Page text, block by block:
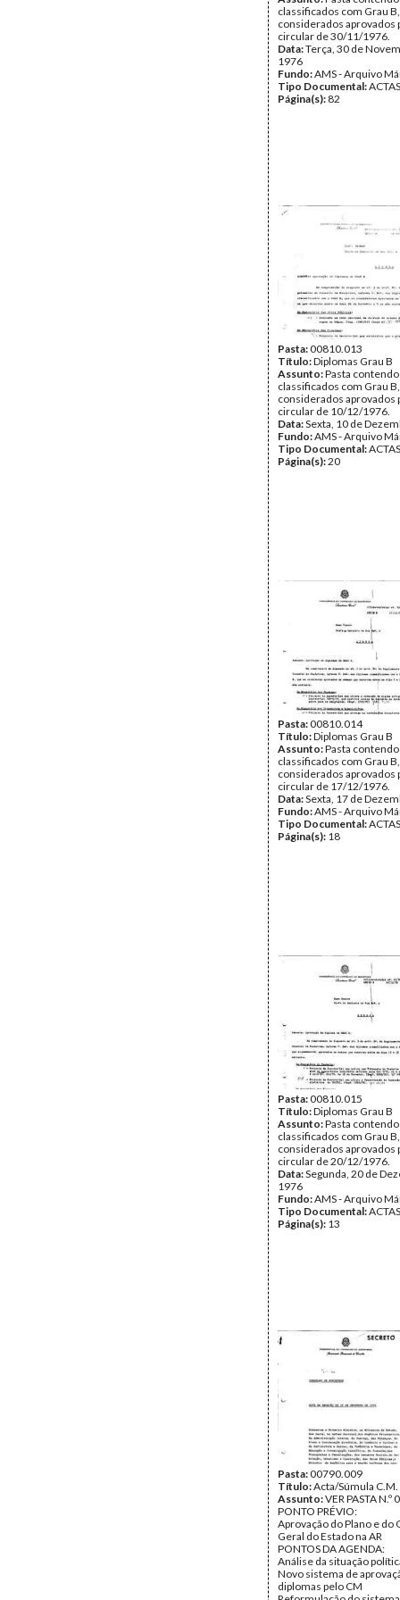
contratos de
habitação (não consta o
ANEXO À AGENDA:
Concessão de aval do
Companhia Nacional
Data:Terça, 16 de
1976
Fundo:AMS - Arquivo
Medidas relativas à
social para a região a
Douro
Data:Quinta, 18 de
1976
Fundo:AMS - Arquivo
Tipo Documental:ACTAS
Página(s): 98
classificados com Grau
considerados aprovados
circular de 30/11/1976.
Data:Terça, 30 de
1976
Fundo:AMS - Arquivo
Tipo Documental:ACTAS
Página(s): 82
Pasta:00810.013
Título:Diplomas Grau B
Assunto:Pasta
classificados com Grau
considerados aprovados
circular de 10/12/1976.
Data:Sexta, 10 de
Fundo:AMS - Arquivo
Tipo Documental:ACTAS
Página(s):20
Pasta:00810.014
Título:Diplomas Grau B
Assunto:Pasta
classificados com Grau
considerados aprovados
circular de 17/12/1976.
Data:Sexta, 17 de
Fundo:AMS - Arquivo
Tipo Documental:ACTAS
Página(s): 18
Pasta:00810.015
Título:Diplomas Grau B
Assunto:Pasta
classificados com Grau
considerados aprovados
circular de 20/12/1976.
Data:Segunda, 20 de
1976
Fundo:AMS - Arquivo
Tipo Documental:ACTAS
Página(s): 13
Pasta:00790.009
Título:Acta/Súmula C.M.
Assunto:VER PASTA N.º
PONTO PRÉVIO:
Aprovação do Plano e do
Geral do Estado na AR
PONTOS DA AGENDA:
Análise da situação
Novo sistema de
diplomas pelo CM